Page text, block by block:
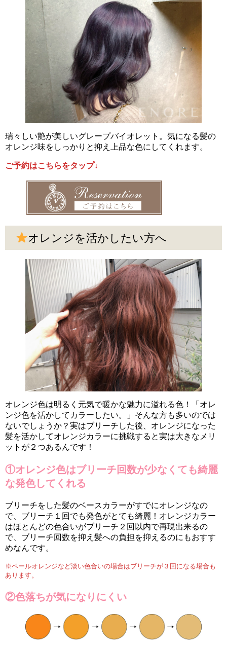
瑞々しい艶が美しいグレープバイオレット。気になる髪の
オレンジ味をしっかりと抑え上品な色にしてくれます。
ご予約はこちらをタップ↓
オレンジを活かしたい方へ
オレンジ色は明るく元気で暖かな魅力に溢れる色！「オレ
ンジ色を活かしてカラーしたい。」そんな方も多いのでは
ないでしょうか？実はブリーチした後、オレンジになった
髪を活かしてオレンジカラーに挑戦すると実は大きなメリ
ットが２つあるんです！
①オレンジ色はブリーチ回数が少なくても綺麗
な発色してくれる
ブリーチをした髪のベースカラーがすでにオレンジなの
で、ブリーチ１回でも発色がとても綺麗！オレンジカラー
はほとんどの色合いがブリーチ２回以内で再現出来るの
で、ブリーチ回数を抑え髪への負担を抑えるのにもおすす
めなんです。
※ペールオレンジなど淡い色合いの場合はブリーチが３回になる場合も
あります。
②色落ちが気になりにくい